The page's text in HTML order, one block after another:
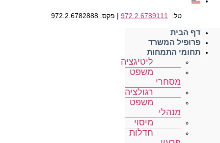
טל: 972.2.6789111 | פקס: 972.2.6782888
דף הבית
פרופיל המשרד
תחומי התמחות
ליטיגציה
משפט
מסחרי
רגולציה
משפט
מנהלי
מיסוי
חדלות